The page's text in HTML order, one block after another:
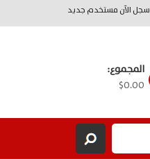
سجل الآن مستخدم جديد
المجموع:
$0.00